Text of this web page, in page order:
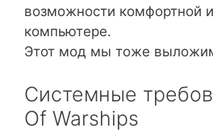
возможности комфортной
компьютере.
Этот мод мы тоже
Системные
Of Warships